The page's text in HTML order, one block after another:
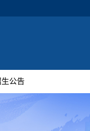
公告